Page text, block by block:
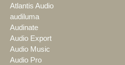
Atlantis Audio
audiluma
Audinate
Audio Export
Audio Music
Audio Pro